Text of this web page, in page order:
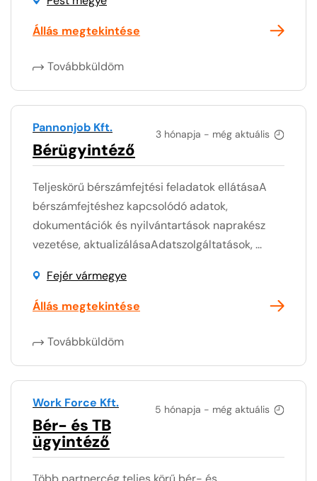
Állás megtekintése
Továbbküldöm
3 hónapja - még aktuális
Pannonjob Kft.
Bérügyintéző
Teljeskörű bérszámfejtési feladatok ellátásaA
bérszámfejtéshez kapcsolódó adatok,
dokumentációk és nyilvántartások naprakész
vezetése, aktualizálásaAdatszolgáltatások, ...
Fejér vármegye
Állás megtekintése
Továbbküldöm
5 hónapja - még aktuális
Work Force Kft.
Bér- és TB
ügyintéző